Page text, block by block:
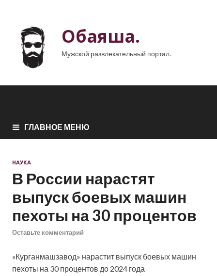
Обаяша.
Мужской развлекательный портал.
ГЛАВНОЕ МЕНЮ
НАУКА
В России нарастят
выпуск боевых машин
пехоты на 30 процентов
Оставьте комментарий
«Курганмашзавод» нарастит выпуск боевых машин
пехоты на 30 процентов до 2024 года